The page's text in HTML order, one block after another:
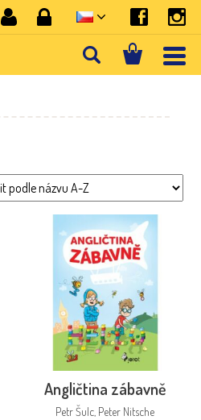
Angličtina zábavně
Petr Šulc, Peter Nitsche